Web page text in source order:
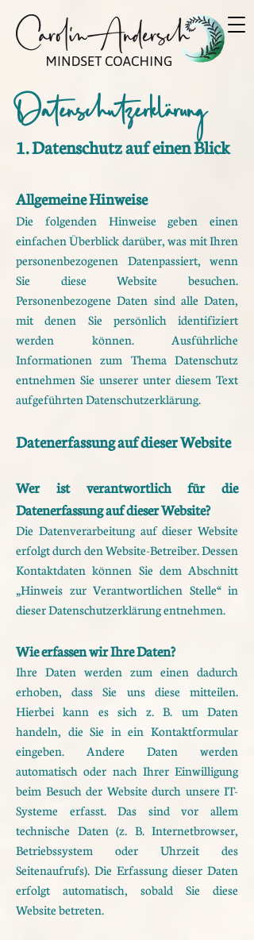
Datenschutzerklärung
1. Datenschutz auf einen Blick
Allgemeine Hinweise
Die folgenden Hinweise geben einen
einfachen Überblick darüber, was mit Ihren
personenbezogenen Datenpassiert, wenn
Sie diese Website besuchen.
Personenbezogene Daten sind alle Daten,
mit denen Sie persönlich identifiziert
werden können. Ausführliche
Informationen zum Thema Datenschutz
entnehmen Sie unserer unter diesem Text
aufgeführten Datenschutzerklärung.
Datenerfassung auf dieser Website
Wer ist verantwortlich für die
Datenerfassung auf dieser Website?
Die Datenverarbeitung auf dieser Website
erfolgt durch den Website-Betreiber. Dessen
Kontaktdatenkönnen Sie dem Abschnitt
„Hinweis zur Verantwortlichen Stelle“ in
dieser Datenschutzerklärungentnehmen.
Wie erfassen wir Ihre Daten?
Ihre Daten werden zum einen dadurch
erhoben, dass Sie uns diese mitteilen.
Hierbei kann es sich z. B. um Daten
handeln, die Sie in ein Kontaktformular
eingeben. Andere Daten werden
automatisch oder nach Ihrer Einwilligung
beim Besuch der Website durch unsere IT-
Systeme erfasst. Das sind vor allem
technische Daten (z. B. Internetbrowser,
Betriebssystem oder Uhrzeit des
Seitenaufrufs). Die Erfassung dieser Daten
erfolgt automatisch, sobald Sie diese
Website betreten.